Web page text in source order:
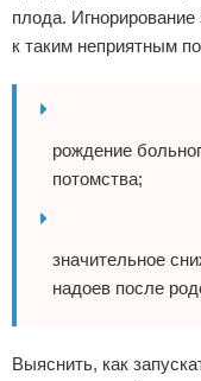
плода.
к таким неприятным
рождение
потомства;
значительное
надоев после
Выяснить, как